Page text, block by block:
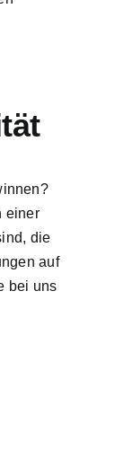
einer
die
auf
bei uns